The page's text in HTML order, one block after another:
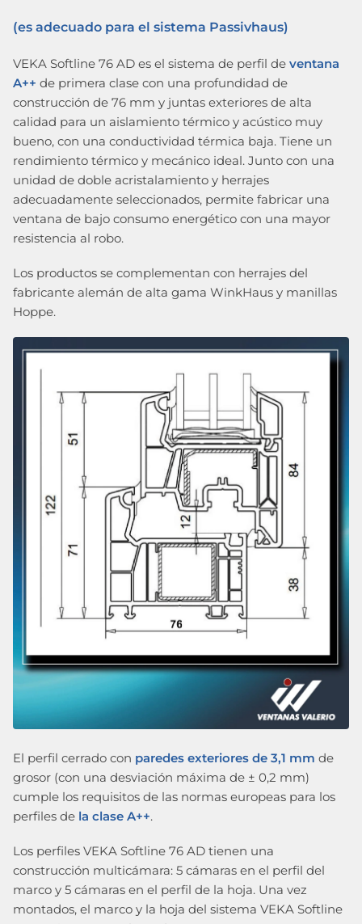
(es adecuado para el sistema Passivhaus)
VEKA Softline 76 AD es el sistema de perfil de ventana
A++ de primera clase con una profundidad de
construcción de 76 mm y juntas exteriores de alta
calidad para un aislamiento térmico y acústico muy
bueno, con una conductividad térmica baja. Tiene un
rendimiento térmico y mecánico ideal. Junto con una
unidad de doble acristalamiento y herrajes
adecuadamente seleccionados, permite fabricar una
ventana de bajo consumo energético con una mayor
resistencia al robo.
Los productos se complementan con herrajes del
fabricante alemán de alta gama WinkHaus y manillas
Hoppe.
El perfil cerrado con paredes exteriores de 3,1 mm de
grosor (con una desviación máxima de ± 0,2 mm)
cumple los requisitos de las normas europeas para los
perfiles de la clase A++.
Los perfiles VEKA Softline 76 AD tienen una
construcción multicámara: 5 cámaras en el perfil del
marco y 5 cámaras en el perfil de la hoja. Una vez
montados, el marco y la hoja del sistema VEKA Softline